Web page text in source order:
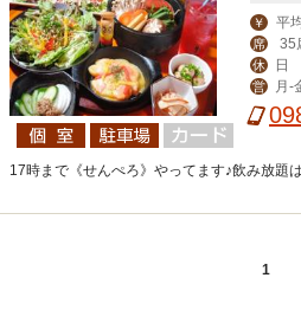
￥ 平
席 35
休 日
営
月-
00-
17時まで《せんぺろ》やってます♪飲み放題
1